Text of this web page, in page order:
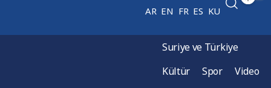
AR EN FR ES KU
Suriye ve Türkiye
Kültür
Spor
Video